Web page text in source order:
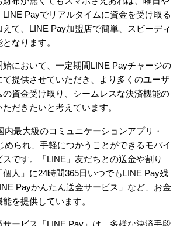
LINE Payでリアルタイムに資金を受け取る
て、LINE Pay加盟店で簡単、スピーディ
なります。
において、一定期間LINE Payチャージの
提供させていただき、より多くのユーザ
の資金受け取り、シームレスな決済機能の
だきたいと考えています。
内最大級のコミュニケーションアプリ・
められ、手軽につかうことができるモバイ
です。「LINE」友だちとの送金や割り
人」に24時間365日いつでもLINE Pay残
Payかんたん送金サービス」など、お金
を提供しています。
サービス「LINE Pay」は、多様な決済手段